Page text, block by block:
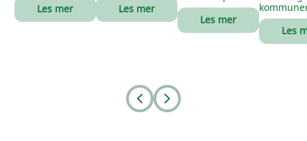
Les mer
Les mer
Les mer
Les
Prev Next